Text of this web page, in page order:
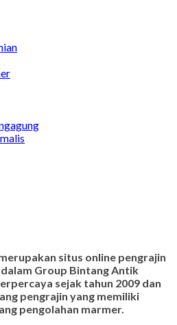
situs online pengrajin
Group Bintang Antik
sejak tahun 2009 dan
pengrajin yang memiliki
pengolahan marmer.